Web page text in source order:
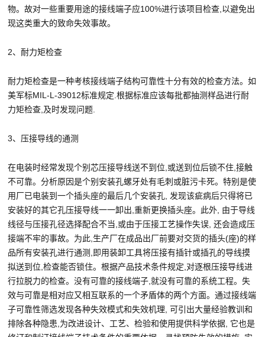
物。故对一些重要用途的接线端子应100%进行该项目检查,以避免出
现这类重大的致命失效事故。
2、耐力矩检查
耐力矩检查是一种考核接线端子结构可靠性十分有效的检查方法。如
美军标MIL-L-39012标准规定.根据标准应该每批都抽测样品进行耐
力矩检查,及时发现问题.
3、压接导线的通测
在电装时经常发现个别芯压接导线送不到位,或送到位后锁不住,接触
不可靠。分析原因是个别安装孔螺牙处有毛刺或脏污卡死。特别是使
用厂已电装到一个插头座的最后几个安装孔, 发现该疵病后只得将已
安装好的其它孔压接导线一一卸出,重新更换插头座。此外, 由于导线
线径与压接孔径选择配合不当,或由于压接工艺操作失误, 还会造成压
接端不牢的事故。为此,生产厂在成品出厂前要对交货的插头(座)的样
品所有安装孔进行通测,即用装卸工具将压接有插针或插孔的导线摸
拟送到位,检查能否锁住。根据产品技术条件规定,对逐根压接导线进
行拉脱力的检查。没有可靠的接线端子,就没有可靠的系统工程。失
效与可靠是相对应又相互联系的一个矛盾体的两个方面。通过接线端
子可靠性筛选发现各种失效模式和失效机理, 可引出大量经验教训和
排除各种隐患,为改进设计、工艺、检验和使用提供科学依据, 它也是